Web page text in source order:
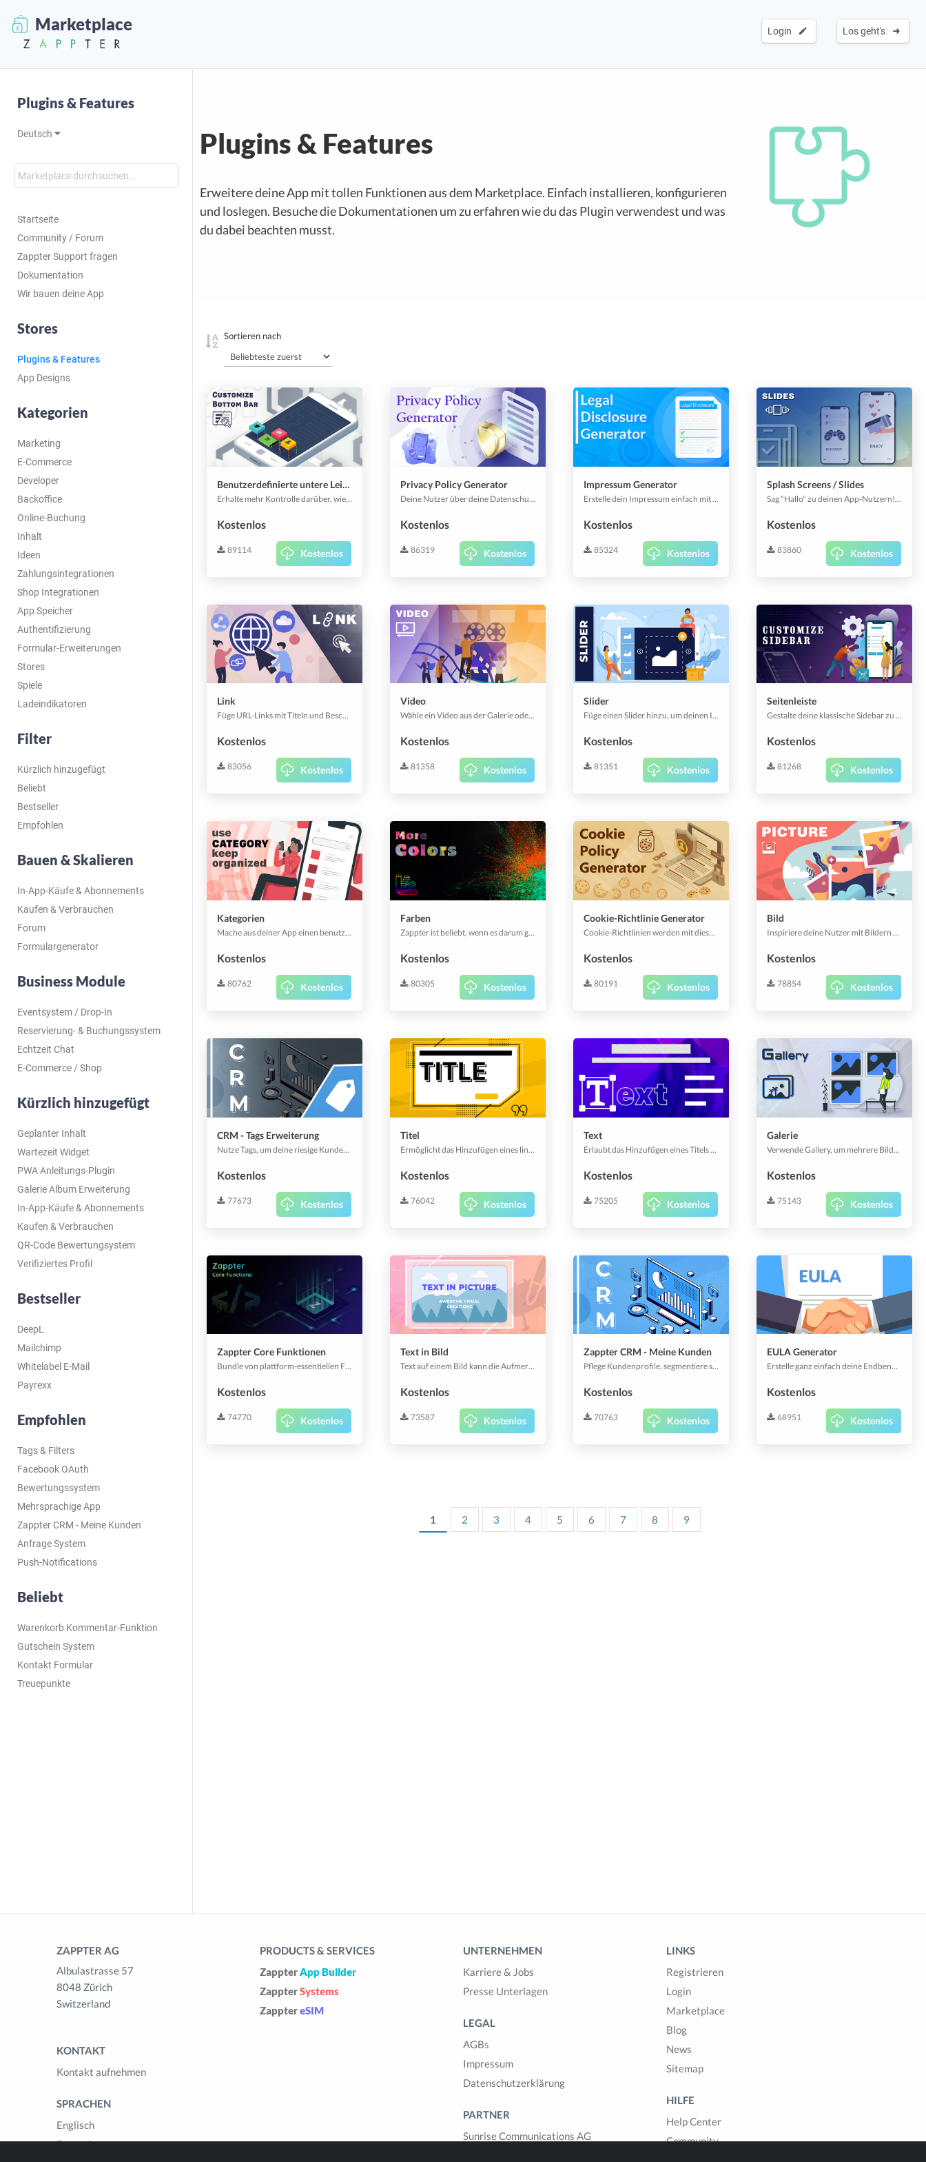
Marketplace Los geht's
Login
Plugins & Features
Deutsch
Startseite
Community / Forum
Zappter Support fragen
Dokumentation
Wir bauen deine App
Stores
Plugins & Features
App Designs
Kategorien
Marketing
E-Commerce
Developer
Backoffice
Online-Buchung
Inhalt
Ideen
Zahlungsintegrationen
Shop Integrationen
App Speicher
Authentifizierung
Formular-Erweiterungen
Stores
Spiele
Ladeindikatoren
Filter
Kürzlich hinzugefügt
Beliebt
Bestseller
Empfohlen
Bauen & Skalieren
In-App-Käufe & Abonnements
Kaufen & Verbrauchen
Forum
Formulargenerator
Business Module
Eventsystem / Drop-In
Reservierung- & Buchungssystem
Echtzeit Chat
E-Commerce / Shop
Kürzlich hinzugefügt
Geplanter Inhalt
Wartezeit Widget
PWA Anleitungs-Plugin
Galerie Album Erweiterung
In-App-Käufe & Abonnements
Kaufen & Verbrauchen
QR-Code Bewertungsystem
Verifiziertes Profil
Bestseller
DeepL
Mailchimp
Whitelabel E-Mail
Payrexx
Empfohlen
Tags & Filters
Facebook OAuth
Bewertungssystem
Mehrsprachige App
Zappter CRM - Meine Kunden
Anfrage System
Push-Notifications
Beliebt
Warenkorb Kommentar-Funktion
Gutschein System
Kontakt Formular
Treuepunkte
Plugins & Features
Erweitere deine App mit tollen Funktionen aus dem Marketplace. Einfach installieren, konfigurieren
und loslegen. Besuche die Dokumentationen um zu erfahren wie du das Plugin verwendest und was
du dabei beachten musst.
Sortieren nach
Benutzerdefinierte untere Leiste
Erhalte mehr Kontrolle darüber, wie sich App-Nutzer einloggen und was in der Fusszeile der App für sie verfügbar ist. Aktiviere oder deaktiviere mehrere Module in deiner Fussleiste. Passe Farben und Text im Anmelde- und Registrierungsbereich einfach an.
Kostenlos
89114 Kostenlos
Privacy Policy Generator
Deine Nutzer über deine Datenschutzrichtlinien aufzuklären ist ein wesentlicher Bestandteil deiner App; es ist eine gesetzliche Anforderung. Dieses Plugin hilft dir dabei, deine Datenschutzrichtlinien durch vordefinierte und anpassbare Vorlagen zu erstellen.
Kostenlos
86319 Kostenlos
Impressum Generator
Erstelle dein Impressum einfach mit einer vordefinierten Vorlage und mache sie in deiner App oder Webapp sichtbar.
Kostenlos
85324 Kostenlos
Splash Screens / Slides
Sag "Hallo" zu deinen App-Nutzern! Verwende Intro Slides, um deine App-Nutzer mit schönen Intros durch deine App zu führen. Ein Muss für alle Apps!
Kostenlos
83860 Kostenlos
Link
Füge URL-Links mit Titeln und Beschreibungen hinzu.
Kostenlos
83056 Kostenlos
Video
Wähle ein Video aus der Galerie oder füge einfach den Videolink von deinen Lieblings-Videoportalen wie YouTube oder Vimeo ein und bette es in deine App ein.
Kostenlos
81358 Kostenlos
Slider
Füge einen Slider hinzu, um deinen Inhalt besser auszudrücken. Wähle Bilder aus der Galerie aus und setze einen Titel- und Beschreibungstext, der in der Mitte des Bildes platziert wird.
Kostenlos
81351 Kostenlos
Seitenleiste
Gestalte deine klassische Sidebar zu etwas Besonderem & Smarterem; füge Textinhalte, Medien, Links, vordefinierte Menüaktionen hinzu oder zeige ein Popup.
Kostenlos
81268 Kostenlos
Kategorien
Mache aus deiner App einen benutzerfreundlichen Katalog, indem du verwandte Elemente in Kategorien auflistest. Dann kannst du auch Unterkategorien innerhalb einer Kategorie hinzufügen. Und du kannst auch Unterkategorien innerhalb einer Unterkategorie hinzufügen. Mach endlos weiter, bis du zufrieden bist.
Kostenlos
80762 Kostenlos
Farben
Zappter ist beliebt, wenn es darum geht, dein Design bis ins kleinste Detail anzupassen - einschließlich der Farben. Dieses Plugin ermöglicht es, Farben für UI-Elemente global vorzugeben.
Kostenlos
80305 Kostenlos
Cookie-Richtlinie Generator
Cookie-Richtlinien werden mit diesem Plugin spielerisch erstellt. Editiere einfach deinen Firmennamen und los geht's.
Kostenlos
80191 Kostenlos
Bild
Inspiriere deine Nutzer mit Bildern aus der Galerie, lade neue hoch oder wähle eines von Unsplash.
Kostenlos
78854 Kostenlos
CRM - Tags Erweiterung
Nutze Tags, um deine riesige Kundendatenbank durch eine kleinere Linse zu sehen. Es hilft dir bei wichtigen Einsichten, Geschäftsstrategien und der Personalisierung deiner Dienstleistungen. Markiere deine Nutzer und verwende diese Tags, um Push-Benachrichtigungen zu versenden, Gutscheine zu erstellen und vieles mehr.
Kostenlos
77673 Kostenlos
Titel
Ermöglicht das Hinzufügen eines linksbündigen Titels in fetter & etwas größerer Schrift. Ideal für fokussierte Überschriften.
Kostenlos
76042 Kostenlos
Text
Erlaubt das Hinzufügen eines Titels mit einer Beschreibung direkt darunter.
Kostenlos
75205 Kostenlos
Galerie
Verwende Gallery, um mehrere Bilder wie eine Bildcollage zu zeigen und stelle das Spaltenraster auf eine, zwei oder drei Spalten ein, um es an dein Thema anzupassen.
Kostenlos
75143 Kostenlos
Zappter Core Funktionen
Bundle von plattform-essentiellen Funktionen. Bereitet deine App darauf vor, mit bestehenden und zukünftigen Zappter-basierten Funktionen, Plugins & Rollouts zu arbeiten.
Kostenlos
74770 Kostenlos
Text in Bild
Text auf einem Bild kann die Aufmerksamkeit der Nutzer besser gewinnen. Das Plugin vereinfacht das Platzieren einer mittig ausgerichteten Überschrift auf einem Bild mit einer kurzen Beschreibung darunter, stilvoll.
Kostenlos
73587 Kostenlos
Zappter CRM - Meine Kunden
Pflege Kundenprofile, segmentiere sie, verbessere die Kommunikation, vermarkte deine Angebote erneut und steigere deine analytischen Daten und Berichte um sie an dich zu binden.
Kostenlos
70763 Kostenlos
EULA Generator
Erstelle ganz einfach deine Endbenutzer-Lizenzvereinbarung.
Kostenlos
68951 Kostenlos
1 2 3 4 5 6 7 8 9
ZAPPTER AG
Albulastrasse 57
8048 Zürich
Switzerland
KONTAKT
Kontakt aufnehmen
SPRACHEN
Englisch
Deutsch
PRODUCTS & SERVICES
Zappter App Builder
ZappterSystems
ZapptereSIM
UNTERNEHMEN
Karriere & Jobs
Presse Unterlagen
LEGAL
AGBs
Impressum
Datenschutzerklärung
PARTNER
Sunrise Communications AG
LINKS
Registrieren
Login
Marketplace
Blog
News
Sitemap
HILFE
Help Center
Community